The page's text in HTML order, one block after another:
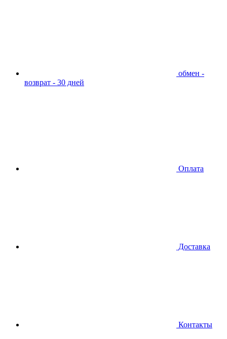
обмен -
возврат - 30 дней
Оплата
Доставка
Контакты